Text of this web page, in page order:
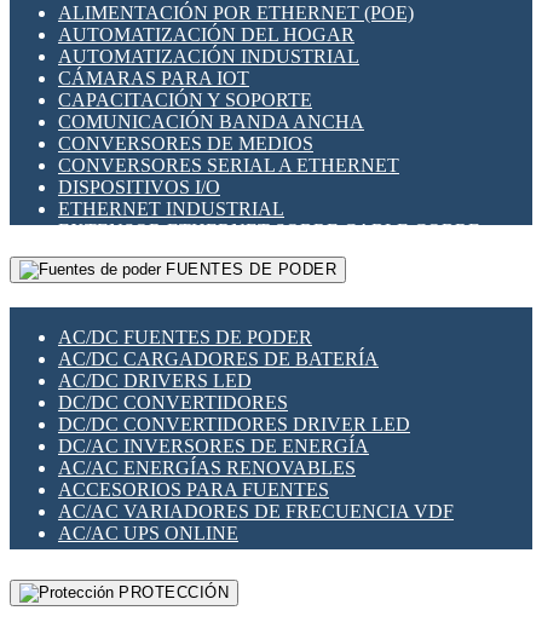
SENSORES INDUCTIVOS
TEMPORIZADORES
VARIACS
VARIADORES DE FRECUENCIA [VDF]
SECCIONADORES - INTERRUPTORES
MAQUINARIA
HERRAMIENTAS VARIAS
ILUMINACIÓN LED
INTERRUPTORES REED
INTERFACES DE RELÉ
OTROS RELÉS
PROTECCIÓN TÉRMICA
RELÉS AUTOMOTRICES
RELÉS DE SEÑAL
RELÉS DE ESTADO SÓLIDO SSR
RELÉS INDUSTRIALES
RELÉS MINIATURA DE POTENCIA
SENSORES MAGNÉTICOS
SWITCH Y MICROSWITCH
TARJETAS PI
UNIÓN Y DERIVACIÓN DE CABLE
ALIMENTACIÓN POR ETHERNET (POE)
AUTOMATIZACIÓN DEL HOGAR
AUTOMATIZACIÓN INDUSTRIAL
CÁMARAS PARA IOT
CAPACITACIÓN Y SOPORTE
COMUNICACIÓN BANDA ANCHA
CONVERSORES DE MEDIOS
CONVERSORES SERIAL A ETHERNET
DISPOSITIVOS I/O
ETHERNET INDUSTRIAL
EXTENSOR ETHERNET SOBRE CABLE COBRE
GATEWAY LORAWAN
GESTIÓN DE REDES
PLACAS MODULARES IOT
SWITCHES Y REDES WIFI
SOLUCIONES IOT
SOLUCIONES LORAWAN
SOLUCIONES RED CELULAR
SEGURIDAD PARA REDES
SWITCHES LAN
TELEFONÍA IP (VOIP)
VIGILANCIA IP (CCTV)
MESHTASTIC
FUENTES DE PODER
AC/DC FUENTES DE PODER
AC/DC CARGADORES DE BATERÍA
AC/DC DRIVERS LED
DC/DC CONVERTIDORES
DC/DC CONVERTIDORES DRIVER LED
DC/AC INVERSORES DE ENERGÍA
AC/AC ENERGÍAS RENOVABLES
ACCESORIOS PARA FUENTES
AC/AC VARIADORES DE FRECUENCIA VDF
AC/AC UPS ONLINE
PROTECCIÓN